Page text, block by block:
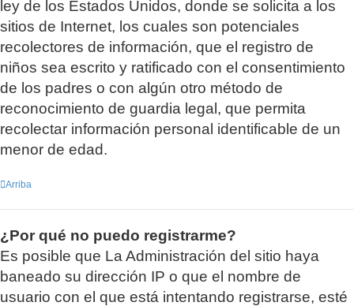
ley de los Estados Unidos, donde se solicita a los
sitios de Internet, los cuales son potenciales
recolectores de información, que el registro de
niños sea escrito y ratificado con el consentimiento
de los padres o con algún otro método de
reconocimiento de guardia legal, que permita
recolectar información personal identificable de un
menor de edad.
Arriba
¿Por qué no puedo registrarme?
Es posible que La Administración del sitio haya
baneado su dirección IP o que el nombre de
usuario con el que está intentando registrarse, esté